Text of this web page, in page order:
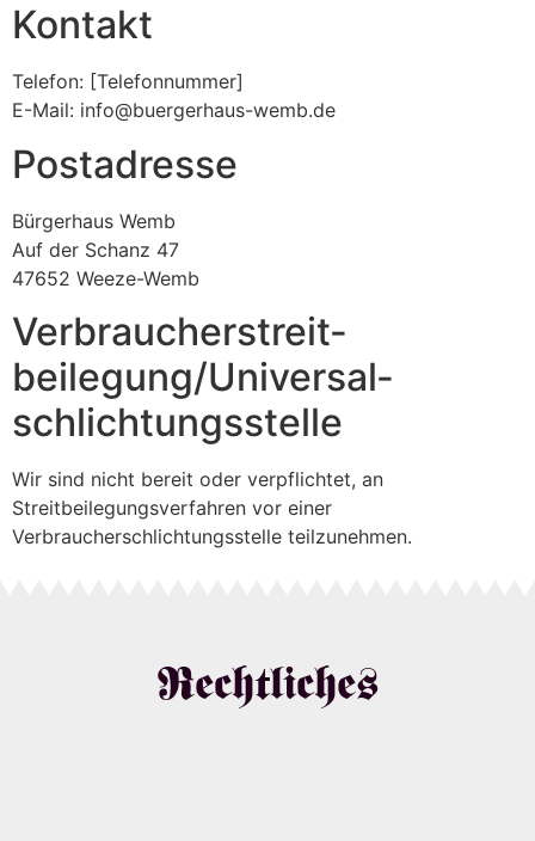
Kontakt
Telefon: [Telefonnummer]
E-Mail: info@buergerhaus-wemb.de
Postadresse
Bürgerhaus Wemb
Auf der Schanz 47
47652 Weeze-Wemb
Verbraucher­streit­
beilegung/Universal­
schlichtungs­stelle
Wir sind nicht bereit oder verpflichtet, an
Streitbeilegungsverfahren vor einer
Verbraucherschlichtungsstelle teilzunehmen.
Rechtliches